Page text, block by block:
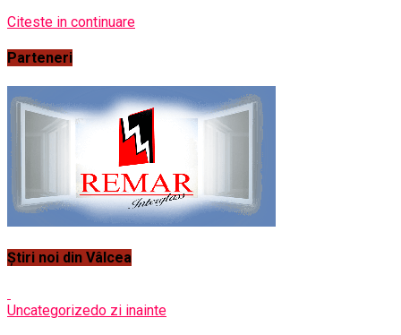
Citeste in continuare
Parteneri
Știri noi din Vâlcea
Uncategorizedo zi inainte